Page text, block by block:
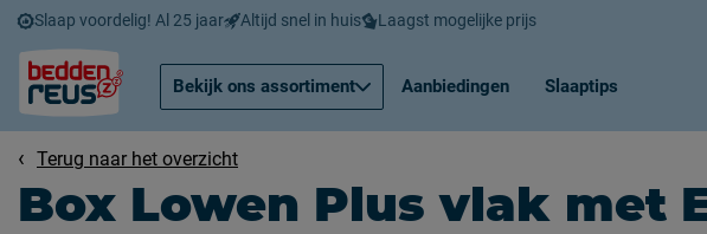
Slaap voordelig! Al 25 jaar Altijd snel in huis Laagst mogelijke prijs
Bekijk ons assortiment Aanbiedingen Slaaptips
Terug naar het overzicht
Box Lowen Plus vlak met